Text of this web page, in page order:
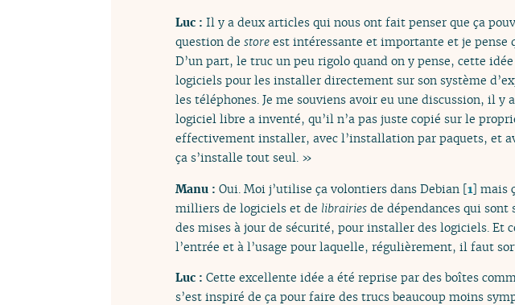
Luc : Il y a deux articles qui nous ont fait penser que ça
question de store est intéressante et importante et je pense
D’un part, le truc un peu rigolo quand on y pense, cette
logiciels pour les installer directement sur son système
les téléphones. Je me souviens avoir eu une discussion, il
logiciel libre a inventé, qu’il n’a pas juste copié sur le
effectivement installer, avec l’installation par paquets, et
ça s’installe tout seul. »
Manu : Oui. Moi j’utilise ça volontiers dans Debian [1] mais
milliers de logiciels et de librairies de dépendances qui
des mises à jour de sécurité, pour installer des logiciels. Et
l’entrée et à l’usage pour laquelle, régulièrement, il faut
Luc : Cette excellente idée a été reprise par des boîtes
s’est inspiré de ça pour faire des trucs beaucoup moins